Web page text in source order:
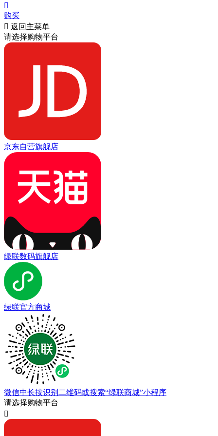

购买
 返回主菜单
请选择购物平台
京东自营旗舰店
绿联数码旗舰店
绿联官方商城
微信中长按识别二维码或搜索“绿联商城”小程序
请选择购物平台
